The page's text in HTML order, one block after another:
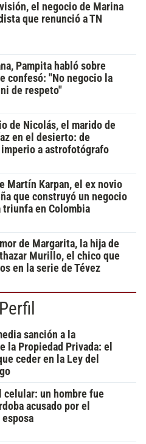
el negocio de Marina
que renunció a TN
Pampita habló sobre
confesó: "No negocio la
de respeto"
de Nicolás, el marido de
en el desierto: de
imperio a astrofotógrafo
Martín Karpan, el ex novio
que construyó un negocio
triunfa en Colombia
de Margarita, la hija de
Murillo, el chico que
en la serie de Tévez
sanción a la
la Propiedad Privada: el
ceder en la Ley del
celular: un hombre fue
acusado por el